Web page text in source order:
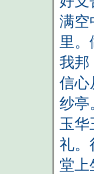
满空
里
我邦
信心
纱亭
玉华
礼。
堂上